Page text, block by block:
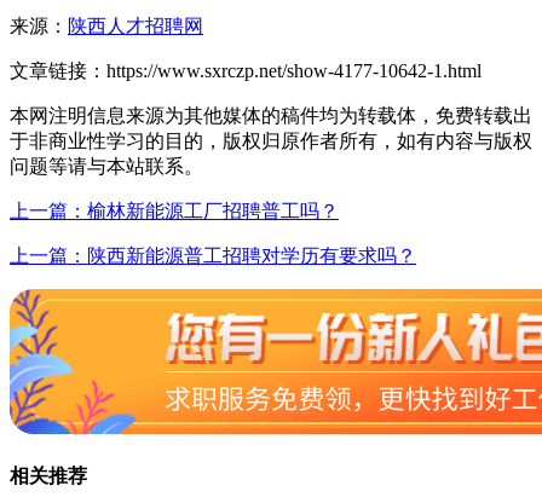
来源： 陕西人才招聘网
文章链接： https://www.sxrczp.net/show-4177-10642-1.html
本网注明信息来源为其他媒体的稿件均为转载体，免费转载出
于非商业性学习的目的，版权归原作者所有，如有内容与版权
问题等请与本站联系。
上一篇：榆林新能源工厂招聘普工吗？
上一篇：陕西新能源普工招聘对学历有要求吗？
相关推荐